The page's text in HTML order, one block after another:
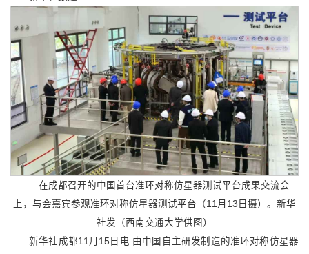
在成都召开的中国首台准环对称仿星器测试平台成果交流会
上，与会嘉宾参观准环对称仿星器测试平台（11月13日摄）。新华
社发（西南交通大学供图）
新华社成都11月15日电 由中国自主研发制造的准环对称仿星器